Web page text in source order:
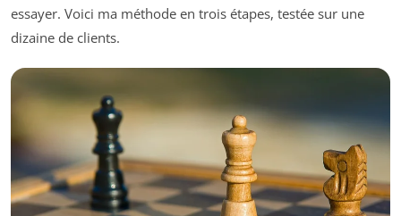
essayer. Voici ma méthode en trois étapes, testée sur une
dizaine de clients.